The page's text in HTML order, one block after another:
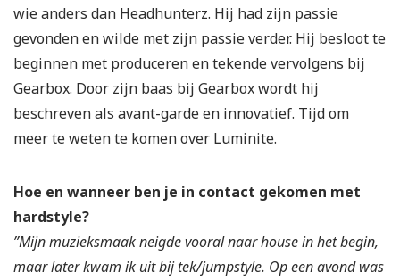
wie anders dan Headhunterz. Hij had zijn passie
gevonden en wilde met zijn passie verder. Hij besloot te
beginnen met produceren en tekende vervolgens bij
Gearbox. Door zijn baas bij Gearbox wordt hij
beschreven als avant-garde en innovatief. Tijd om
meer te weten te komen over Luminite.
Hoe en wanneer ben je in contact gekomen met
hardstyle?
”Mijn muzieksmaak neigde vooral naar house in het begin,
maar later kwam ik uit bij tek/jumpstyle. Op een avond was